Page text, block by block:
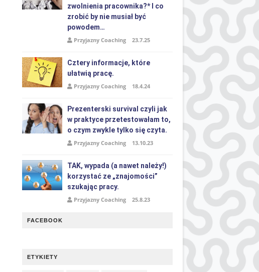
zwolnienia pracownika?* I co
zrobić by nie musiał być
powodem…
Przyjazny Coaching 23.7.25
Cztery informacje, które
ułatwią pracę.
Przyjazny Coaching 18.4.24
Prezenterski survival czyli jak
w praktyce przetestowałam to,
o czym zwykle tylko się czyta.
Przyjazny Coaching 13.10.23
TAK, wypada (a nawet należy!)
korzystać ze „znajomości”
szukając pracy.
Przyjazny Coaching 25.8.23
FACEBOOK
ETYKIETY